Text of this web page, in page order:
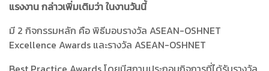
แรงงาน กล่าวเพิ่มเติมว่า ในงานวันนี้
มี 2 กิจกรรมหลัก คือ พิธีมอบรางวัล ASEAN-OSHNET
Excellence Awards และรางวัล ASEAN-OSHNET